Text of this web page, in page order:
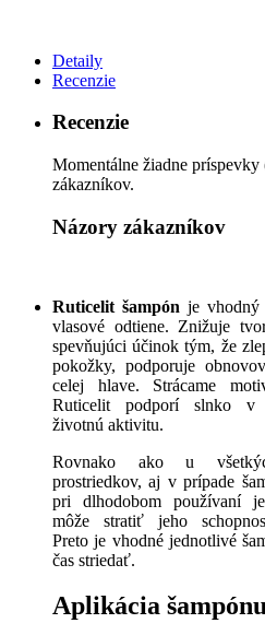
Detaily
Recenzie
Recenzie
Momentálne žiadne príspevky
zákazníkov.
Názory zákazníkov
Ruticelit šampón je vhodný
vlasové odtiene. Znižuje
spevňujúci účinok tým, že
pokožky, podporuje
celej hlave. Strácame
Ruticelit podporí slnko v
životnú aktivitu.
Rovnako ako u
prostriedkov, aj v prípade
pri dlhodobom používaní
môže stratiť jeho
Preto je vhodné jednotlivé
čas striedať.
Aplikácia